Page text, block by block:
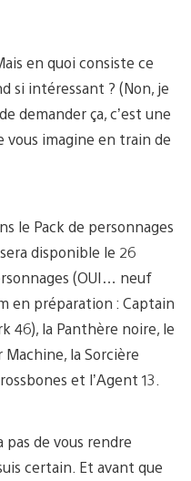
en quoi consiste ce
si intéressant ? (Non, je
demander ça, c’est une
vous imagine en train de
le Pack de personnages
disponible le 26
(OUI… neuf
en préparation : Captain
46), la Panthère noire, le
Machine, la Sorcière
et l’Agent 13.
pas de vous rendre
certain. Et avant que